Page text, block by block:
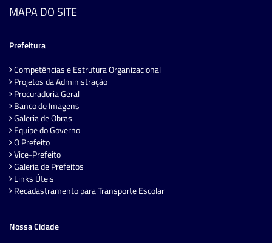
MAPA DO SITE
Prefeitura
Competências e Estrutura Organizacional
Projetos da Administração
Procuradoria Geral
Banco de Imagens
Galeria de Obras
Equipe do Governo
O Prefeito
Vice-Prefeito
Galeria de Prefeitos
Links Úteis
Recadastramento para Transporte Escolar
Nossa Cidade